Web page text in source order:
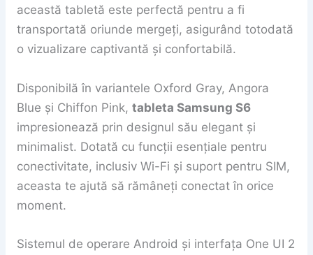
această tabletă este perfectă pentru a fi
transportată oriunde mergeți, asigurând totodată
o vizualizare captivantă și confortabilă.
Disponibilă în variantele Oxford Gray, Angora
Blue și Chiffon Pink, tableta Samsung S6
impresionează prin designul său elegant și
minimalist. Dotată cu funcții esențiale pentru
conectivitate, inclusiv Wi-Fi și suport pentru SIM,
aceasta te ajută să rămâneți conectat în orice
moment.
Sistemul de operare Android și interfața One UI 2